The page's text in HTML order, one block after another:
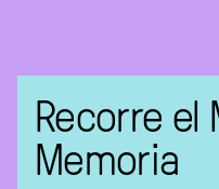
Recorre el
Memoria